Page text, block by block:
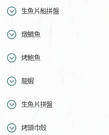
生魚片船拼盤
燉鯛魚
烤鮑魚
龍蝦
生魚片拼盤
烤頭巾殼